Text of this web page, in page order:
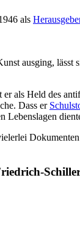
als
ausging, lässt
als Held des
Dass er